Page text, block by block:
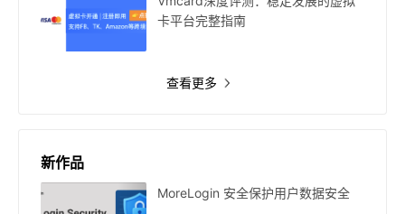
卡平台完整指南
查看更多
新作品
MoreLogin 安全保护用户数据安全